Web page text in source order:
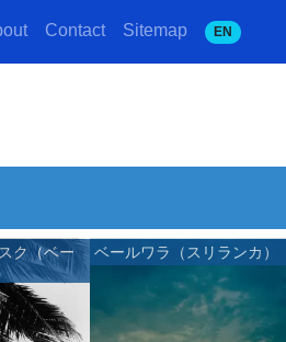
Contact Sitemap EN
ク（ベー
ベールワラ（スリランカ）